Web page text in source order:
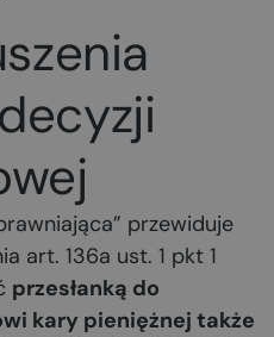
przewiduje
art. 136a ust. 1 pkt 1
przesłanką do
kary pieniężnej także